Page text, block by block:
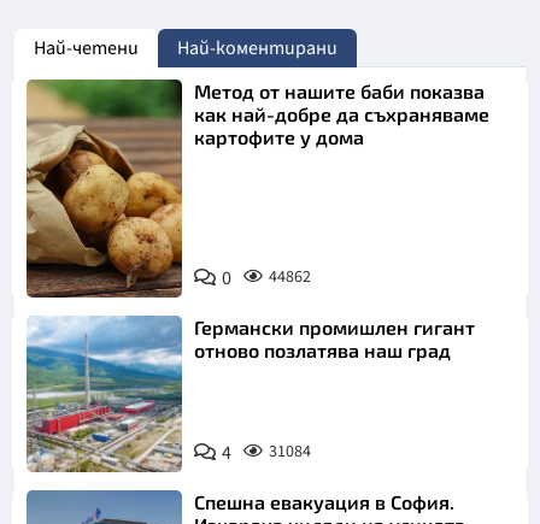
Най-четени Най-коментирани
Снимка:
Пиксабей
Метод от нашите баби показва
как най-добре да съхраняваме
картофите у дома
0 44862
Германски промишлен гигант
отново позлатява наш град
4 31084
Спешна евакуация в София.